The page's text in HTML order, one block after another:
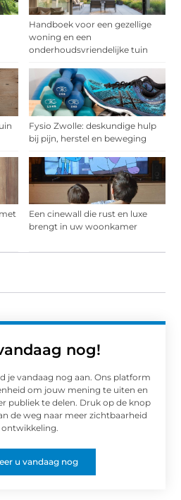
Handboek voor een gezellige
woning en een
onderhoudsvriendelijke tuin
Fysio Zwolle: deskundige hulp
bij pijn, herstel en beweging
Een cinewall die rust en luxe
brengt in uw woonkamer
nog!
je vandaag nog aan. Ons platform
om jouw mening te uiten en
publiek te delen. Druk op de knop
de weg naar meer zichtbaarheid
ontwikkeling.
u vandaag nog